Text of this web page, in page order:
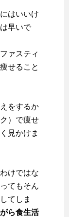
はいいけ
早いで
ファスティ
せること
をするか
）で痩せ
見かけま
けではな
てもそん
てしま
ら食生活